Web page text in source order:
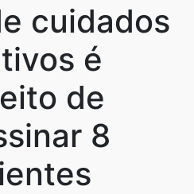
cuidados
é
de
8